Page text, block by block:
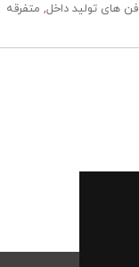
فن های تولید داخل, متفرقه